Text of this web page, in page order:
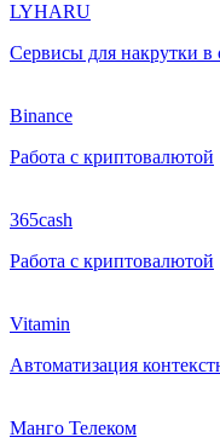
LYHARU
Сервисы для накрутки в
Binance
Работа с криптовалютой
365cash
Работа с криптовалютой
Vitamin
Автоматизация
Манго Телеком